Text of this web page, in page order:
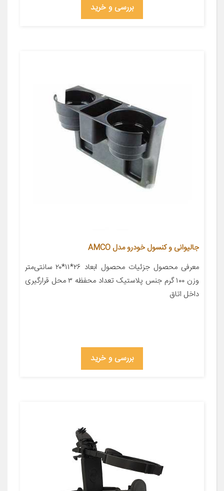
بررسی و خرید
جالیوانی و کنسول خودرو مدل AMCO
معرفی محصول جزئیات محصول ابعاد ۲۶*۱۱*۲۰ سانتی‌متر
وزن ۱۰۰ گرم جنس پلاستیک تعداد محفظه ۳ محل قرارگیری
داخل اتاق
بررسی و خرید